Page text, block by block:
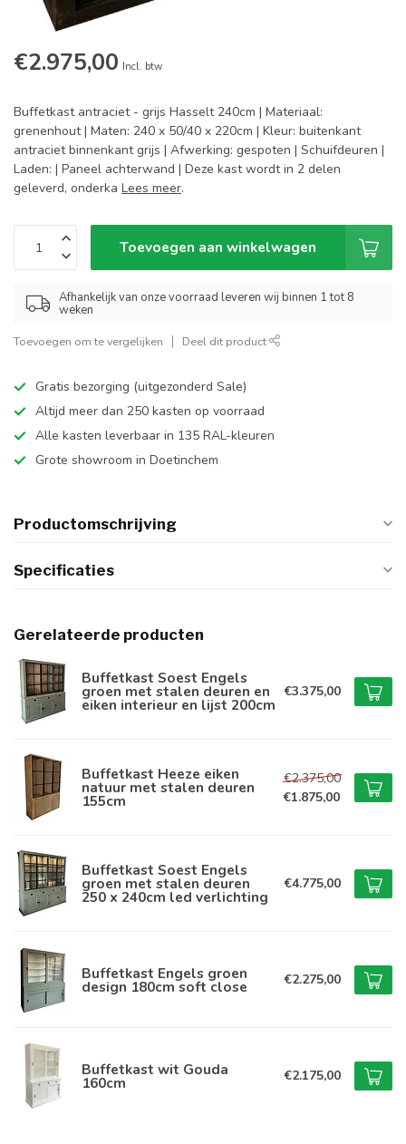
€2.975,00 Incl. btw
Buffetkast antraciet - grijs Hasselt 240cm | Materiaal:
grenenhout | Maten: 240 x 50/40 x 220cm | Kleur: buitenkant
antraciet binnenkant grijs | Afwerking: gespoten | Schuifdeuren |
Laden: | Paneel achterwand | Deze kast wordt in 2 delen
geleverd, onderka Lees meer.
Toevoegen aan winkelwagen
Afhankelijk van onze voorraad leveren wij binnen 1 tot 8
weken
Toevoegen om te vergelijken Deel dit product
Gratis bezorging (uitgezonderd Sale)
Altijd meer dan 250 kasten op voorraad
Alle kasten leverbaar in 135 RAL-kleuren
Grote showroom in Doetinchem
Productomschrijving
Specificaties
Gerelateerde producten
Buffetkast Soest Engels
groen met stalen deuren en
eiken interieur en lijst 200cm
€3.375,00
Buffetkast Heeze eiken
natuur met stalen deuren
155cm
€2.375,00
€1.875,00
Buffetkast Soest Engels
groen met stalen deuren
250 x 240cm led verlichting
€4.775,00
Buffetkast Engels groen
design 180cm soft close €2.275,00
Buffetkast wit Gouda
160cm €2.175,00